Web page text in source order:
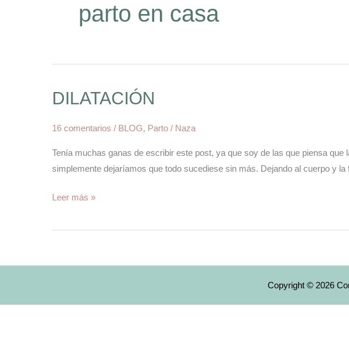
parto en casa
DILATACIÓN
16 comentarios / BLOG, Parto / Naza
Tenía muchas ganas de escribir este post, ya que soy de las que piensa
simplemente dejaríamos que todo sucediese sin más. Dejando al cuerpo y
DILATACIÓN
Leer más »
Copyright © 2026